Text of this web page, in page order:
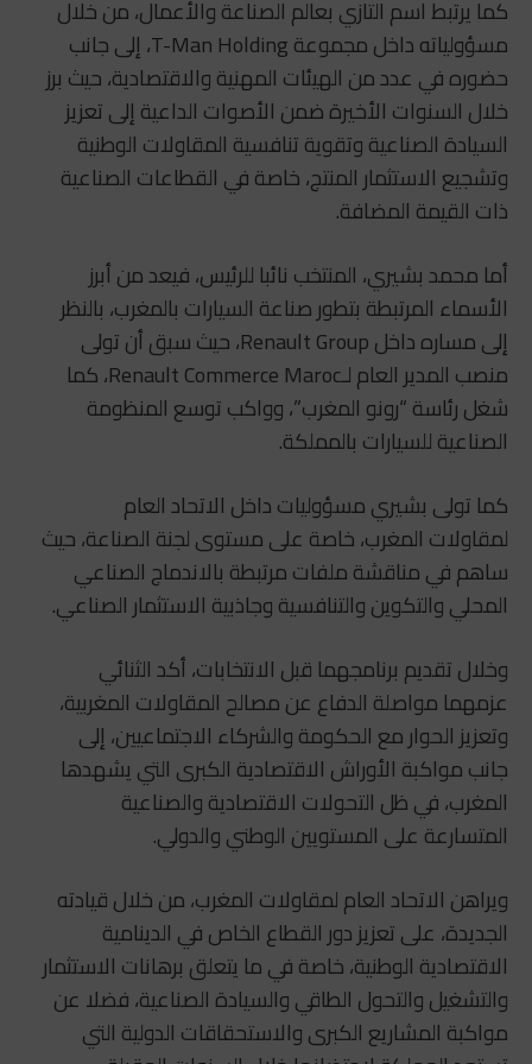
كما يرتبط اسم التازي بعالم الصناعة والأعمال، من خلال
مسؤولياته داخل مجموعةT-Man Holding، إلى جانب
حضوره في عدد من الهيئات المهنية والاقتصادية، حيث برز
خلال السنوات الأخيرة ضمن الأصوات الداعية إلى تعزيز
السيادة الصناعية وتقوية تنافسية المقاولات الوطنية
وتشجيع الاستثمار المنتج، خاصة في القطاعات الصناعية
ذات القيمة المضافة.
أما محمد بشيري، المنتخب نائبا للرئيس، فيعد من أبرز
الأسماء المرتبطة بتطور صناعة السيارات بالمغرب، بالنظر
إلى مساره داخلRenault Group، حيث سبق أن تولى
منصب المدير العام لـRenault Commerce Maroc، كما
شغل رئاسة “رونو المغرب”، وواكب توسع المنظومة
الصناعية للسيارات بالمملكة.
كما تولى بشيري مسؤوليات داخل الاتحاد العام
لمقاولات المغرب، خاصة على مستوى لجنة الصناعة، حيث
ساهم في مناقشة ملفات مرتبطة بالاندماج الصناعي
المحلي والتكوين والتنافسية وجاذبية الاستثمار الصناعي.
وخلال تقديم برنامجهما قبل الانتخابات، أكد الثنائي
عزمهما مواصلة الدفاع عن مصالح المقاولات المغربية،
وتعزيز الحوار مع الحكومة والشركاء الاجتماعيين، إلى
جانب مواكبة الأوراش الاقتصادية الكبرى التي يشهدها
المغرب، في ظل التحولات الاقتصادية والصناعية
المتسارعة على المستويين الوطني والدولي.
ويراهن الاتحاد العام لمقاولات المغرب، من خلال قيادته
الجديدة، على تعزيز دور القطاع الخاص في الدينامية
الاقتصادية الوطنية، خاصة في ما يتعلق برهانات الاستثمار
والتشغيل والتحول الطاقي والسيادة الصناعية، فضلا عن
مواكبة المشاريع الكبرى والاستحقاقات الدولية التي